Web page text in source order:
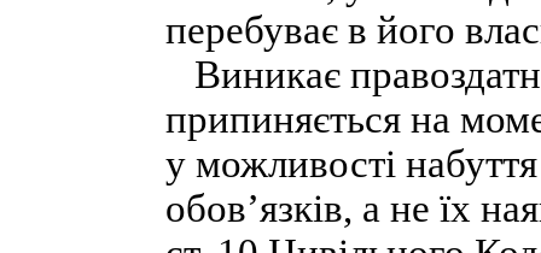
перебуває в його
Виникає
припиняється на
у можливості
обов’язків, а не їх